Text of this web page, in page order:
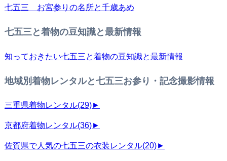
七五三 お宮参りの名所と千歳あめ
七五三と着物の豆知識と最新情報
知っておきたい七五三と着物の豆知識と最新情報
地域別着物レンタルと七五三お参り・記念撮影情報
三重県着物レンタル(29)►
京都府着物レンタル(36)►
佐賀県で人気の七五三の衣装レンタル(20)►